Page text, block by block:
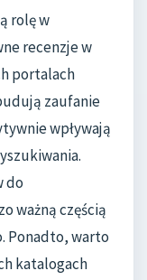
rolę w
recenzje w
portalach
zaufanie
wpływają
do
ważną częścią
Ponadto, warto
katalogach